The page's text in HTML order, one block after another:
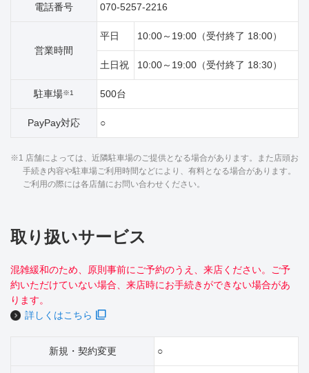
電話番号 070-5257-2216
営業時間
平日 10:00～19:00（受付終了 18:00）
土日祝 10:00～19:00（受付終了 18:30）
駐車場※1 500台
PayPay対応 ○
※1 店舗によっては、近隣駐車場のご提供となる場合があります。また店頭お
手続き内容や駐車場ご利用時間などにより、有料となる場合があります。
ご利用の際には各店舗にお問い合わせください。
取り扱いサービス
混雑緩和のため、原則事前にご予約のうえ、来店ください。ご予
約いただけていない場合、来店時にお手続きができない場合があ
ります。
詳しくはこちら
新規・契約変更 ○